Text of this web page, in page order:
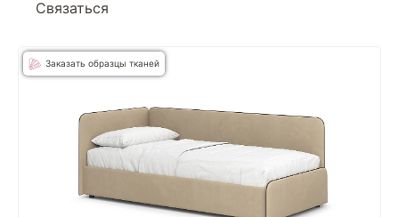
Связаться
Заказать образцы тканей